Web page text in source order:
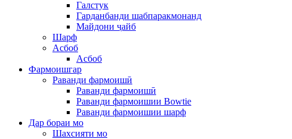
Галстук
Гарданбанди шабпаракмонанд
Майдони ҷайб
Шарф
Асбоб
Асбоб
Фармоишгар
Раванди фармоишӣ
Раванди фармоишӣ
Раванди фармоишии Bowtie
Раванди фармоишии шарф
Дар бораи мо
Шахсияти мо